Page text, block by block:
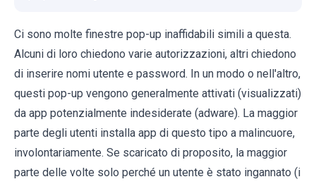
Ci sono molte finestre pop-up inaffidabili simili a questa.
Alcuni di loro chiedono varie autorizzazioni, altri chiedono
di inserire nomi utente e password. In un modo o nell'altro,
questi pop-up vengono generalmente attivati (visualizzati)
da app potenzialmente indesiderate (adware). La maggior
parte degli utenti installa app di questo tipo a malincuore,
involontariamente. Se scaricato di proposito, la maggior
parte delle volte solo perché un utente è stato ingannato (i